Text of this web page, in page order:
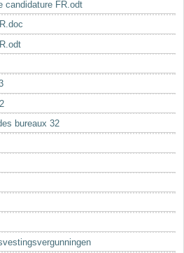
candidature FR.odt
bureaux 32